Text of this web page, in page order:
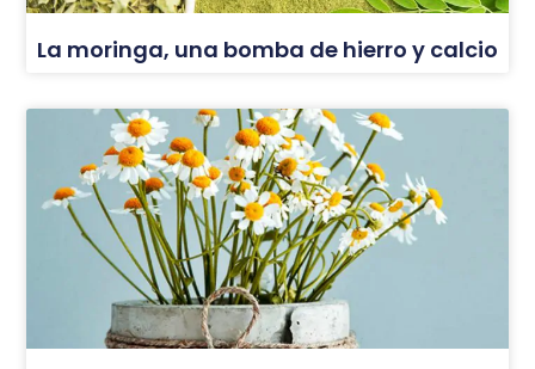
La moringa, una bomba de hierro y calcio